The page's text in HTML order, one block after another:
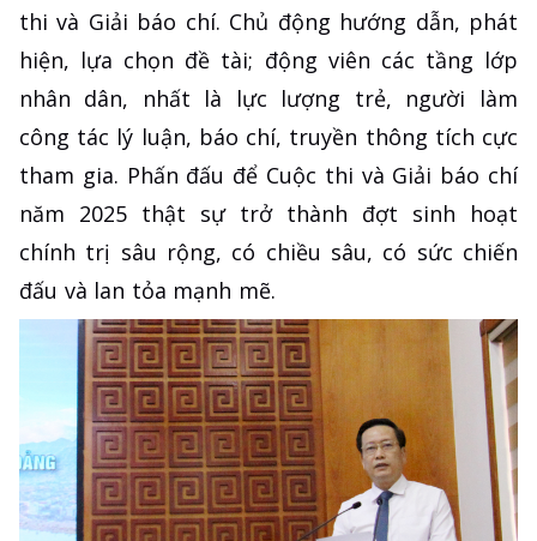
thi và Giải báo chí. Chủ động hướng dẫn, phát
hiện, lựa chọn đề tài; động viên các tầng lớp
nhân dân, nhất là lực lượng trẻ, người làm
công tác lý luận, báo chí, truyền thông tích cực
tham gia. Phấn đấu để Cuộc thi và Giải báo chí
năm 2025 thật sự trở thành đợt sinh hoạt
chính trị sâu rộng, có chiều sâu, có sức chiến
đấu và lan tỏa mạnh mẽ.